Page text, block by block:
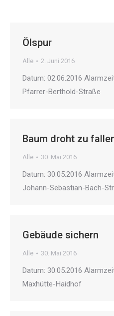
Ölspur
Alle 2. Juni 2016
Datum: 02.06.2016
Pfarrer-Berthold-Straße
Baum droht zu
Alle 30. Mai 2016
Datum: 30.05.2016
Johann-Sebastian-Bach-
Gebäude sichern
Alle 30. Mai 2016
Datum: 30.05.2016
Maxhütte-Haidhof